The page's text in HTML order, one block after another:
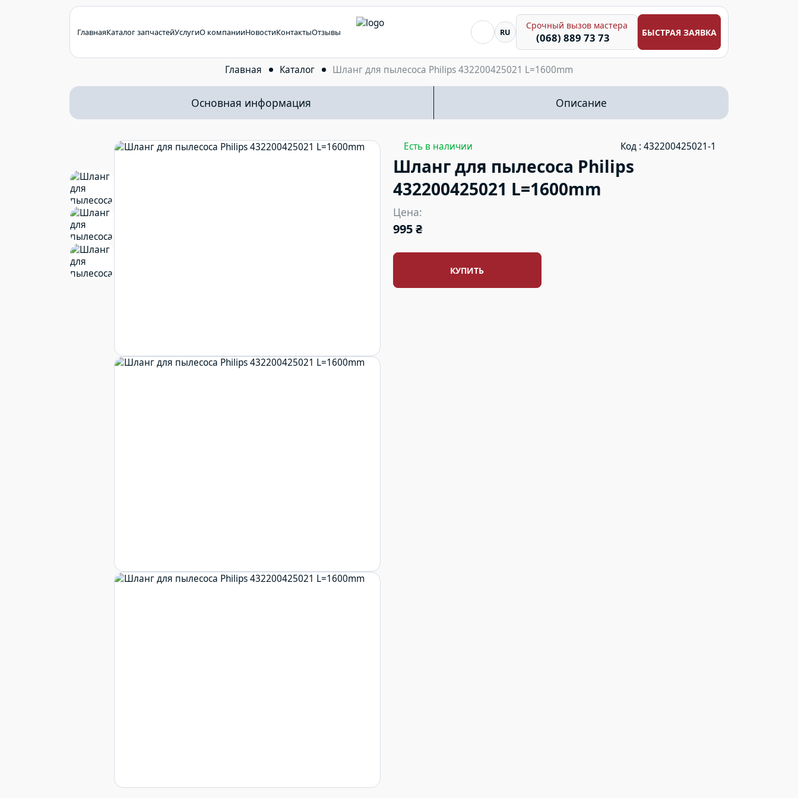
ГлавнаяКаталог запчастейУслугиО компанииНовостиКонтактыОтзывы Я ищу...RU
Срочный вызов мастера
(068) 889 73 73 БЫСТРАЯ ЗАЯВКА
Главная Каталог Шланг для пылесоса Philips 432200425021 L=1600mm
Основная информация Описание
Есть в наличии Код : 432200425021-1
Шланг для пылесоса Philips
432200425021 L=1600mm
Цена:
995 ₴
КУПИТЬ